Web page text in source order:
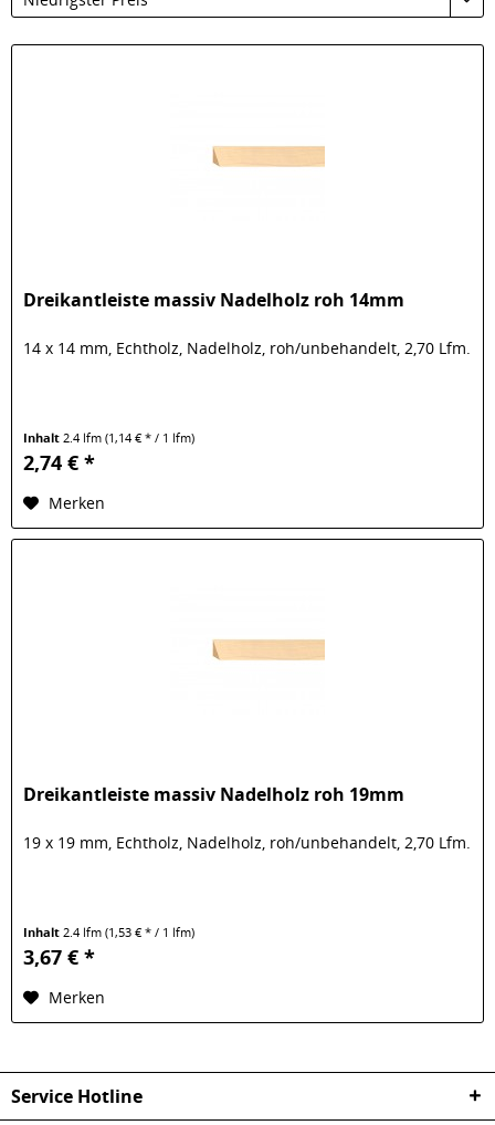
Dreikantleiste massiv Nadelholz roh 14mm
14 x 14 mm, Echtholz, Nadelholz, roh/unbehandelt, 2,70 Lfm.
Inhalt2.4 lfm(1,14 € * / 1 lfm)
2,74 € *
Merken
Dreikantleiste massiv Nadelholz roh 19mm
19 x 19 mm, Echtholz, Nadelholz, roh/unbehandelt, 2,70 Lfm.
Inhalt2.4 lfm(1,53 € * / 1 lfm)
3,67 € *
Merken
Service Hotline